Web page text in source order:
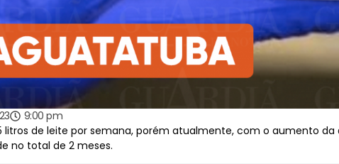
9:00 pm
de leite por semana, porém atualmente, com o aumento da
no total de 2 meses.